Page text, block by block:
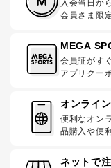
入会当日か
会員さま限
MEGA
会員証がす
アプリクー
オンライ
便利なオン
品購入や便
ネットで